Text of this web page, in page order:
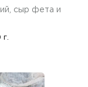
сыр фета и